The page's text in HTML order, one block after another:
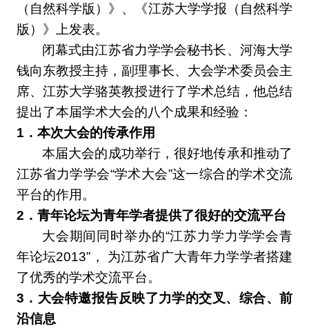
（自然科学版）》、《江苏大学学报（自然科学
版）》上发表。
闭幕式由江苏省力学学会秘书长、河海大学
钱向东教授主持，副理事长、大会学术委员会主
席、江苏大学骆英教授进行了学术总结，他总结
提出了本届学术大会的八个成果和经验：
1 ．本次大会的传承作用
本届大会的成功举行，很好地传承和推动了
江苏省力学学会“学术大会”这一综合的学术交流
平台的作用。
2 ．青年论坛为青年学者提供了很好的交流平台
大会期间同时举办的“江苏力学力学学会青
年论坛2013”， 为江苏省广大青年力学学者搭建
了优秀的学术交流平台。
3 ．大会特邀报告反映了力学的交叉、综合、前
沿信息